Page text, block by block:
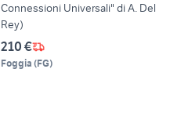
Connessioni Universali" di A. Del
Rey)
210 €
Foggia (FG)